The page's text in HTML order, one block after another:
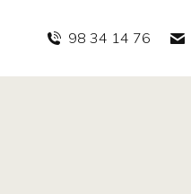
98 34 14 76